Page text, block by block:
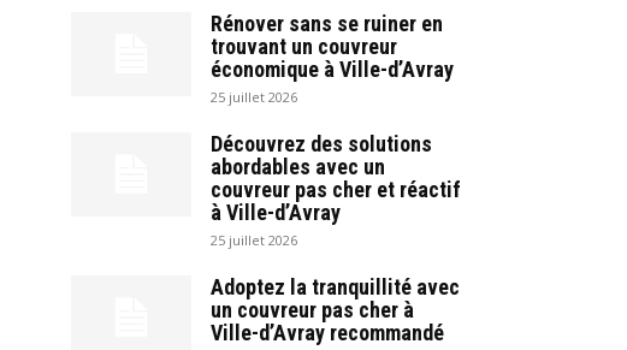
Rénover sans se ruiner en
trouvant un couvreur
économique à Ville-d’Avray
25 juillet 2026
Découvrez des solutions
abordables avec un
couvreur pas cher et réactif
à Ville-d’Avray
25 juillet 2026
Adoptez la tranquillité avec
un couvreur pas cher à
Ville-d’Avray recommandé